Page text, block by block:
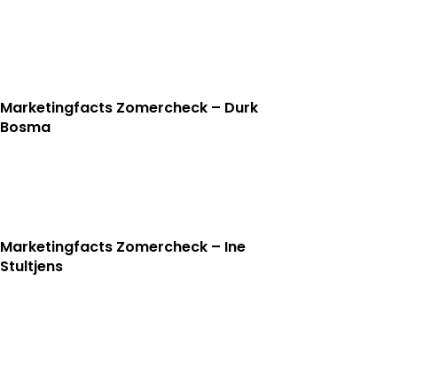
Marketingfacts Zomercheck – Durk
Bosma
Marketingfacts Zomercheck – Ine
Stultjens